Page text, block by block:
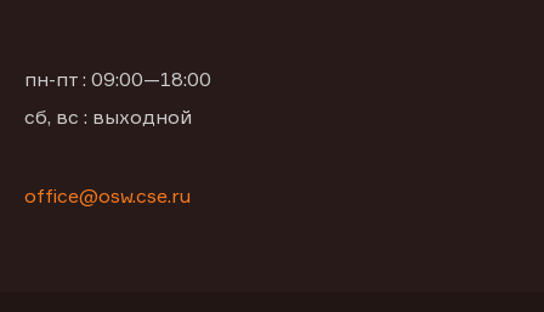
пн-пт : 09:00—18:00
сб, вс : выходной
office@osw.cse.ru